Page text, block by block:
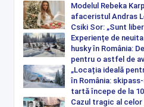
Modelul Rebeka
afaceristul Andras
Csiki Sor: „Sunt
Experiențe de
husky în România:
pentru o astfel de
„Locația ideală
în România:
tartă începe de la
Cazul tragic al